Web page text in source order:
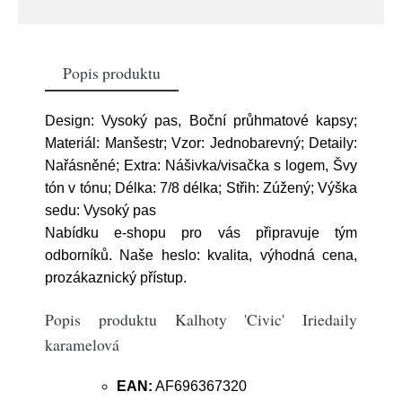
Popis produktu
Design: Vysoký pas, Boční průhmatové kapsy;
Materiál: Manšestr; Vzor: Jednobarevný; Detaily:
Nařásněné; Extra: Nášivka/visačka s logem, Švy
tón v tónu; Délka: 7/8 délka; Střih: Zúžený; Výška
sedu: Vysoký pas
Nabídku e-shopu pro vás připravuje tým
odborníků. Naše heslo: kvalita, výhodná cena,
prozákaznický přístup.
Popis produktu Kalhoty 'Civic' Iriedaily
karamelová
EAN: AF696367320